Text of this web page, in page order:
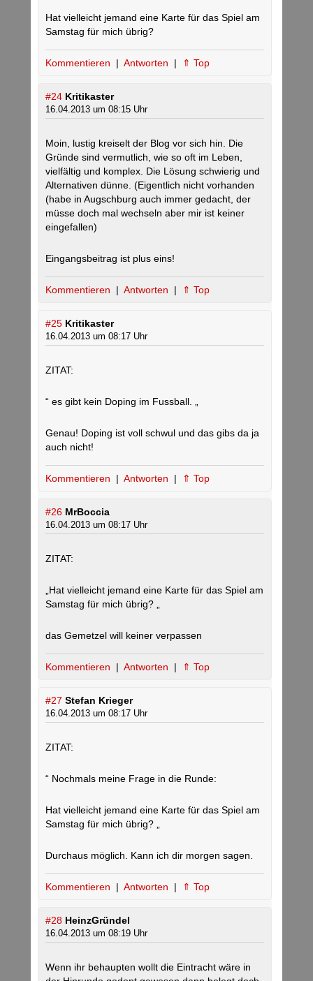
Hat vielleicht jemand eine Karte für das Spiel am
Samstag für mich übrig?
Kommentieren | Antworten | ⇑ Top
#24 Kritikaster
16.04.2013 um 08:15 Uhr
Moin, lustig kreiselt der Blog vor sich hin. Die
Gründe sind vermutlich, wie so oft im Leben,
vielfältig und komplex. Die Lösung schwierig und
Alternativen dünne. (Eigentlich nicht vorhanden
(habe in Augschburg auch immer gedacht, der
müsse doch mal wechseln aber mir ist keiner
eingefallen)
Eingangsbeitrag ist plus eins!
Kommentieren | Antworten | ⇑ Top
#25 Kritikaster
16.04.2013 um 08:17 Uhr
ZITAT:
“ es gibt kein Doping im Fussball. „
Genau! Doping ist voll schwul und das gibs da ja
auch nicht!
Kommentieren | Antworten | ⇑ Top
#26 MrBoccia
16.04.2013 um 08:17 Uhr
ZITAT:
„Hat vielleicht jemand eine Karte für das Spiel am
Samstag für mich übrig? „
das Gemetzel will keiner verpassen
Kommentieren | Antworten | ⇑ Top
#27 Stefan Krieger
16.04.2013 um 08:17 Uhr
ZITAT:
“ Nochmals meine Frage in die Runde:
Hat vielleicht jemand eine Karte für das Spiel am
Samstag für mich übrig? „
Durchaus möglich. Kann ich dir morgen sagen.
Kommentieren | Antworten | ⇑ Top
#28 HeinzGründel
16.04.2013 um 08:19 Uhr
Wenn ihr behaupten wollt die Eintracht wäre in